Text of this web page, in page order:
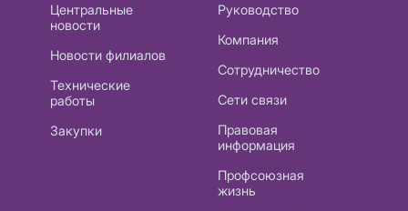
Центральные
новости
Новости филиалов
Технические
работы
Закупки
Руководство
Компания
Сотрудничество
Сети связи
Правовая
информация
Профсоюзная
жизнь